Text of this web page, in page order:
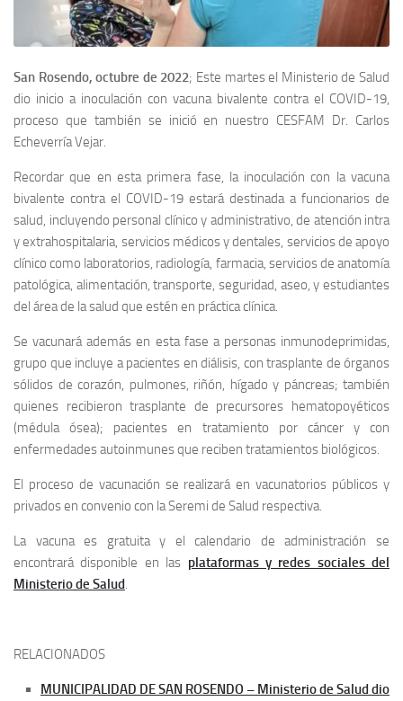
San Rosendo, octubre de 2022; Este martes el Ministerio de Salud
dio inicio a inoculación con vacuna bivalente contra el COVID-19,
proceso que también se inició en nuestro CESFAM Dr. Carlos
Echeverría Vejar.
Recordar que en esta primera fase, la inoculación con la vacuna
bivalente contra el COVID-19 estará destinada a funcionarios de
salud, incluyendo personal clínico y administrativo, de atención intra
y extrahospitalaria, servicios médicos y dentales, servicios de apoyo
clínico como laboratorios, radiología, farmacia, servicios de anatomía
patológica, alimentación, transporte, seguridad, aseo, y estudiantes
del área de la salud que estén en práctica clínica.
Se vacunará además en esta fase a personas inmunodeprimidas,
grupo que incluye a pacientes en diálisis, con trasplante de órganos
sólidos de corazón, pulmones, riñón, hígado y páncreas; también
quienes recibieron trasplante de precursores hematopoyéticos
(médula ósea); pacientes en tratamiento por cáncer y con
enfermedades autoinmunes que reciben tratamientos biológicos.
El proceso de vacunación se realizará en vacunatorios públicos y
privados en convenio con la Seremi de Salud respectiva.
La vacuna es gratuita y el calendario de administración se
encontrará disponible en las plataformas y redes sociales del
Ministerio de Salud.
RELACIONADOS
MUNICIPALIDAD DE SAN ROSENDO – Ministerio de Salud dio